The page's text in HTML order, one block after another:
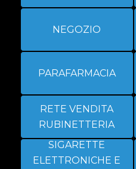
NEGOZIO
PARAFARMACIA
RETE VENDITA
RUBINETTERIA
SIGARETTE
ELETTRONICHE E